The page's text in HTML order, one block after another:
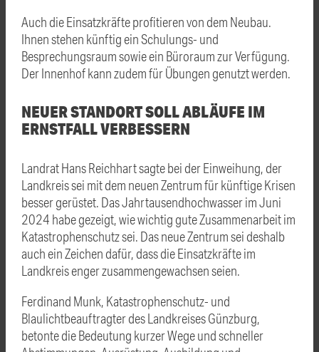
Auch die Einsatzkräfte profitieren von dem Neubau.
Ihnen stehen künftig ein Schulungs- und
Besprechungsraum sowie ein Büroraum zur Verfügung.
Der Innenhof kann zudem für Übungen genutzt werden.
NEUER STANDORT SOLL ABLÄUFE IM
ERNSTFALL VERBESSERN
Landrat Hans Reichhart sagte bei der Einweihung, der
Landkreis sei mit dem neuen Zentrum für künftige Krisen
besser gerüstet. Das Jahrtausendhochwasser im Juni
2024 habe gezeigt, wie wichtig gute Zusammenarbeit im
Katastrophenschutz sei. Das neue Zentrum sei deshalb
auch ein Zeichen dafür, dass die Einsatzkräfte im
Landkreis enger zusammengewachsen seien.
Ferdinand Munk, Katastrophenschutz- und
Blaulichtbeauftragter des Landkreises Günzburg,
betonte die Bedeutung kurzer Wege und schneller